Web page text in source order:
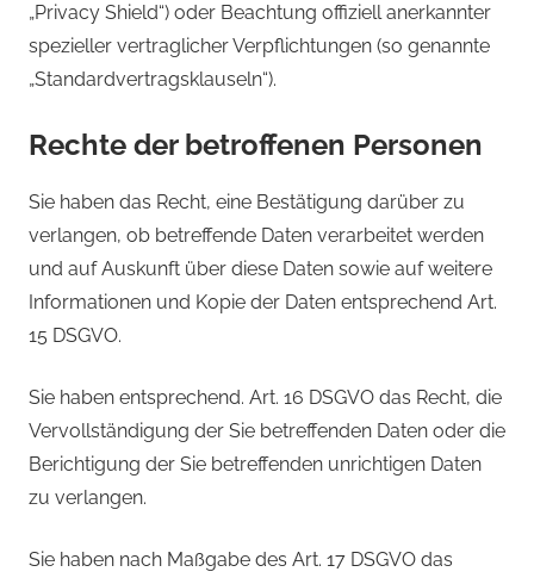
„Privacy Shield“) oder Beachtung offiziell anerkannter
spezieller vertraglicher Verpflichtungen (so genannte
„Standardvertragsklauseln“).
Rechte der betroffenen Personen
Sie haben das Recht, eine Bestätigung darüber zu
verlangen, ob betreffende Daten verarbeitet werden
und auf Auskunft über diese Daten sowie auf weitere
Informationen und Kopie der Daten entsprechend Art.
15 DSGVO.
Sie haben entsprechend. Art. 16 DSGVO das Recht, die
Vervollständigung der Sie betreffenden Daten oder die
Berichtigung der Sie betreffenden unrichtigen Daten
zu verlangen.
Sie haben nach Maßgabe des Art. 17 DSGVO das